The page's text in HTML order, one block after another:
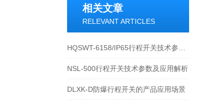
相关文章
RELEVANT ARTICLES
NSL-500行程开关技术参数及应用解析
DLXK-D防爆行程开关的产品应用场景